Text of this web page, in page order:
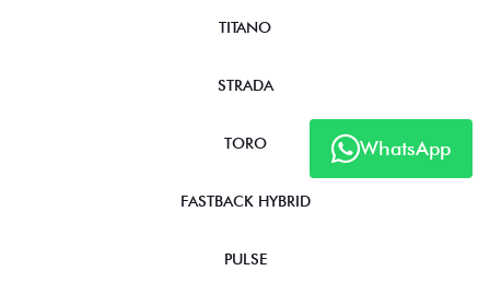
WhatsApp
TITANO
STRADA
TORO
FASTBACK HYBRID
PULSE